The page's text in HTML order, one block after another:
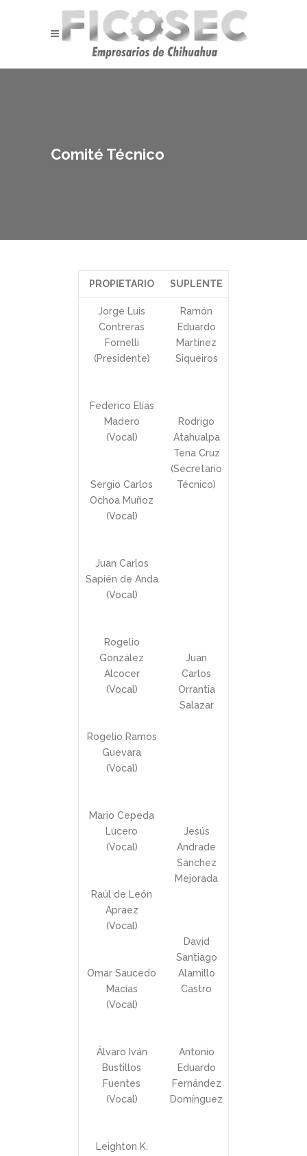
Comité Técnico
PROPIETARIO SUPLENTE
Jorge Luis
Contreras
Fornelli
(Presidente)
Federico Elías
Madero
(Vocal)
Sergio Carlos
Ochoa Muñoz
(Vocal)
Juan Carlos
Sapién de Anda
(Vocal)
Rogelio
González
Alcocer
(Vocal)
Rogelio Ramos
Guevara
(Vocal)
Mario Cepeda
Lucero
(Vocal)
Raúl de León
Apraez
(Vocal)
Omar Saucedo
Macías
(Vocal)
Álvaro Iván
Bustillos
Fuentes
(Vocal)
Leighton K.
Ramón
Eduardo
Martínez
Siqueiros
Rodrigo
Atahualpa
Tena Cruz
(Secretario
Técnico)
Juan
Carlos
Orrantia
Salazar
Jesús
Andrade
Sánchez
Mejorada
David
Santiago
Alamillo
Castro
Antonio
Eduardo
Fernández
Domínguez